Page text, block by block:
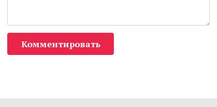
Комментировать